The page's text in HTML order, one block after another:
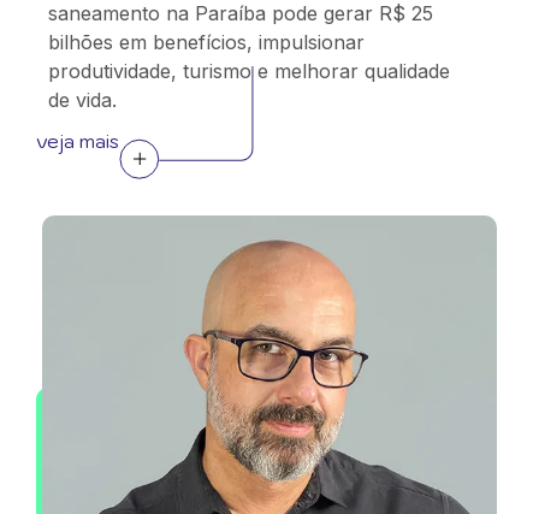
saneamento na Paraíba pode gerar R$ 25
bilhões em benefícios, impulsionar
produtividade, turismo e melhorar qualidade
de vida.
veja mais